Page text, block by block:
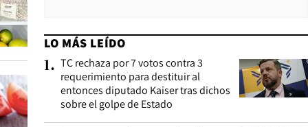
LO MÁS LEÍDO
1. TC rechaza por 7 votos contra 3
requerimiento para destituir al
entonces diputado Kaiser tras dichos
sobre el golpe de Estado